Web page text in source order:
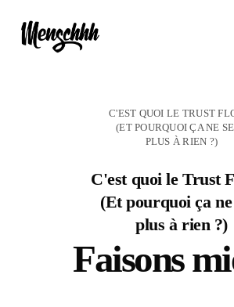
C'EST QUOI LE TRUST
(ET POURQUOI ÇA NE
PLUS À RIEN ?)
C'est quoi le Trust
(Et pourquoi ça
plus à rien ?)
Faisons